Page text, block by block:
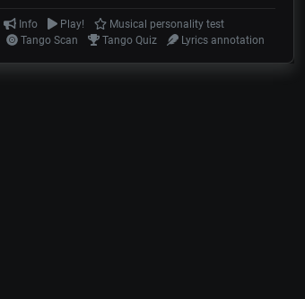
Info Play!
Musical personality test
Tango Scan Tango Quiz Lyrics annotation